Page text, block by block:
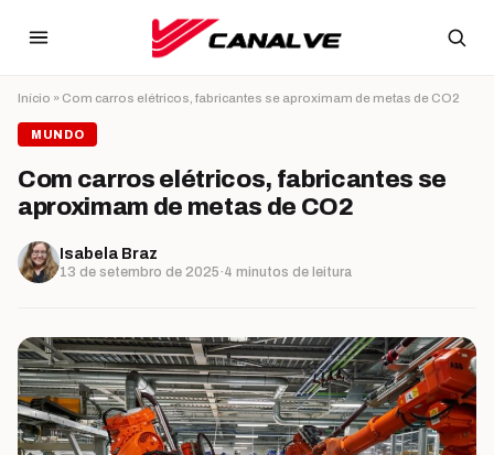
Início » Com carros elétricos, fabricantes se aproximam de metas de CO2
MUNDO
Com carros elétricos, fabricantes se
aproximam de metas de CO2
Isabela Braz
13 de setembro de 2025·4 minutos de leitura